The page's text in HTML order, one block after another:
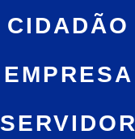
CIDADÃO
EMPRESA
SERVIDOR